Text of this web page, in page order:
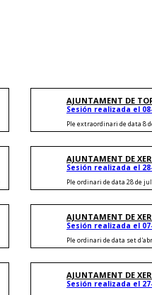
AJUNTAMENT DE
Sesión realizada el
Ple extraordinari de data 8
AJUNTAMENT DE
Sesión realizada el
Ple ordinari de data 28 de
AJUNTAMENT DE
Sesión realizada el
Ple ordinari de data set
AJUNTAMENT DE
Sesión realizada el